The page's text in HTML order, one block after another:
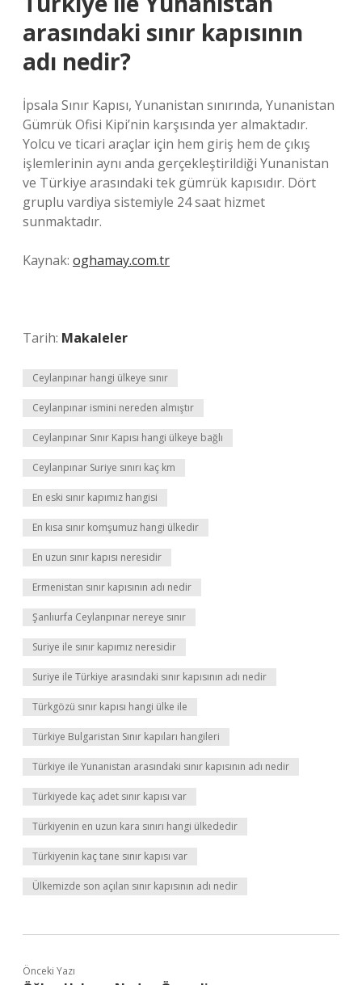
arasındaki sınır kapısının
adı nedir?
İpsala Sınır Kapısı, Yunanistan sınırında, Yunanistan
Gümrük Ofisi Kipi’nin karşısında yer almaktadır.
Yolcu ve ticari araçlar için hem giriş hem de çıkış
işlemlerinin aynı anda gerçekleştirildiği Yunanistan
ve Türkiye arasındaki tek gümrük kapısıdır. Dört
gruplu vardiya sistemiyle 24 saat hizmet
sunmaktadır.
Kaynak: oghamay.com.tr
Tarih: Makaleler
Ceylanpınar hangi ülkeye sınır
Ceylanpınar ismini nereden almıştır
Ceylanpınar Sınır Kapısı hangi ülkeye bağlı
Ceylanpınar Suriye sınırı kaç km
En eski sınır kapımız hangisi
En kısa sınır komşumuz hangi ülkedir
En uzun sınır kapısı neresidir
Ermenistan sınır kapısının adı nedir
Şanlıurfa Ceylanpınar nereye sınır
Suriye ile sınır kapımız neresidir
Suriye ile Türkiye arasındaki sınır kapısının adı nedir
Türkgözü sınır kapısı hangi ülke ile
Türkiye Bulgaristan Sınır kapıları hangileri
Türkiye ile Yunanistan arasındaki sınır kapısının adı nedir
Türkiyede kaç adet sınır kapısı var
Türkiyenin en uzun kara sınırı hangi ülkededir
Türkiyenin kaç tane sınır kapısı var
Ülkemizde son açılan sınır kapısının adı nedir
Önceki Yazı